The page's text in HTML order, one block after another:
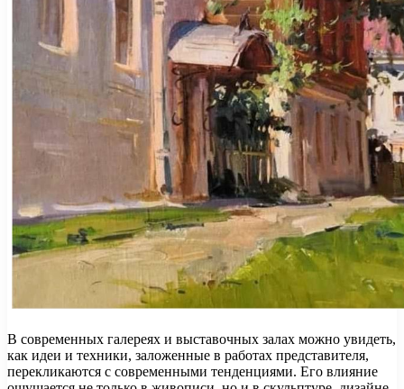
В современных галереях и выставочных залах можно увидеть,
как идеи и техники, заложенные в работах представителя,
перекликаются с современными тенденциями. Его влияние